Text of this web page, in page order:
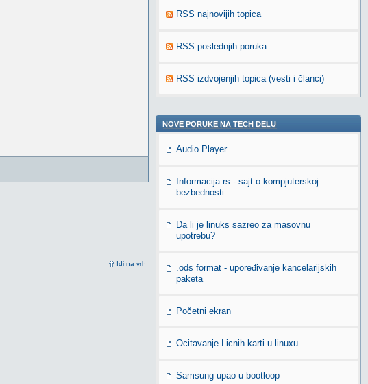
Idi na vrh
RSS najnovijih topica
RSS poslednjih poruka
RSS izdvojenjih topica (vesti i članci)
NOVE PORUKE NA TECH DELU
Audio Player
Informacija.rs - sajt o kompjuterskoj
bezbednosti
Da li je linuks sazreo za masovnu
upotrebu?
.ods format - upoređivanje kancelarijskih
paketa
Početni ekran
Ocitavanje Licnih karti u linuxu
Samsung upao u bootloop